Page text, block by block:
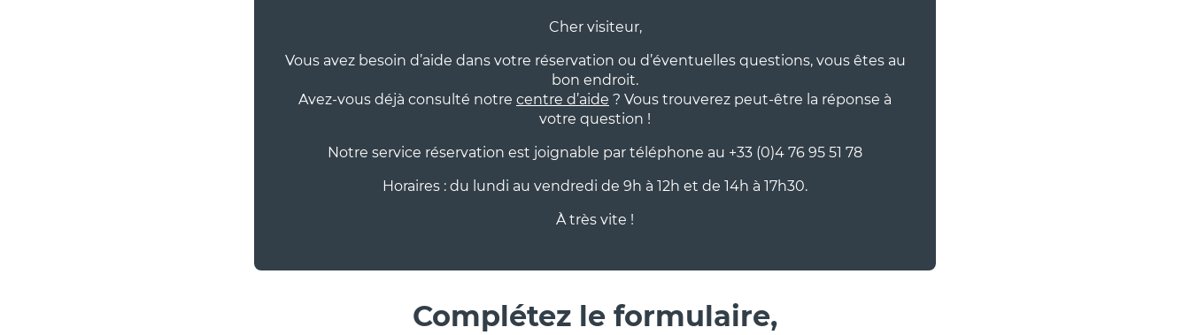
APPARTEMENT DANS MAISON
Cher visiteur,
Vous avez besoin d’aide dans votre réservation ou d’éventuelles questions, vous êtes au
bon endroit.
Avez-vous déjà consulté notre centre d’aide ? Vous trouverez peut-être la réponse à
votre question !
Notre service réservation est joignable par téléphone au +33 (0)4 76 95 51 78
Horaires : du lundi au vendredi de 9h à 12h et de 14h à 17h30.
À très vite !
Complétez le formulaire,